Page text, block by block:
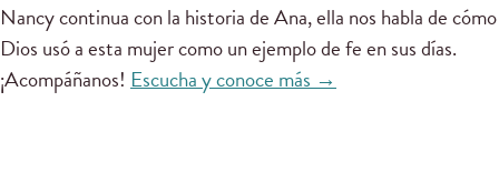
Nancy continua con la historia de Ana, ella nos habla de cómo
Dios usó a esta mujer como un ejemplo de fe en sus días.
¡Acompáñanos! Escucha y conoce más →